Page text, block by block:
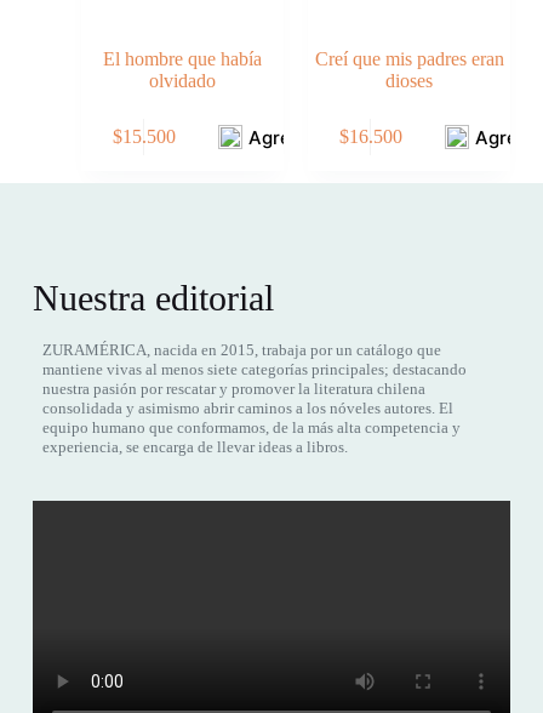
El hombre que había
olvidado
$15.500 Agregar
Creí que mis padres eran
dioses
$16.500
Nuestra editorial
ZURAMÉRICA, nacida en 2015, trabaja por un catálogo que
mantiene vivas al menos siete categorías principales; destacando
nuestra pasión por rescatar y promover la literatura chilena
consolidada y asimismo abrir caminos a los nóveles autores. El
equipo humano que conformamos, de la más alta competencia y
experiencia, se encarga de llevar ideas a libros.